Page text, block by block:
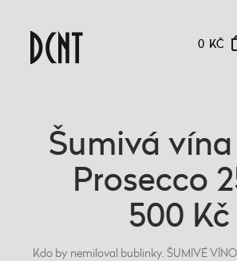
0 KČ
Šumivá
Prosecco
500 Kč
Kdo by nemiloval bublinky. ŠUMIVÉ